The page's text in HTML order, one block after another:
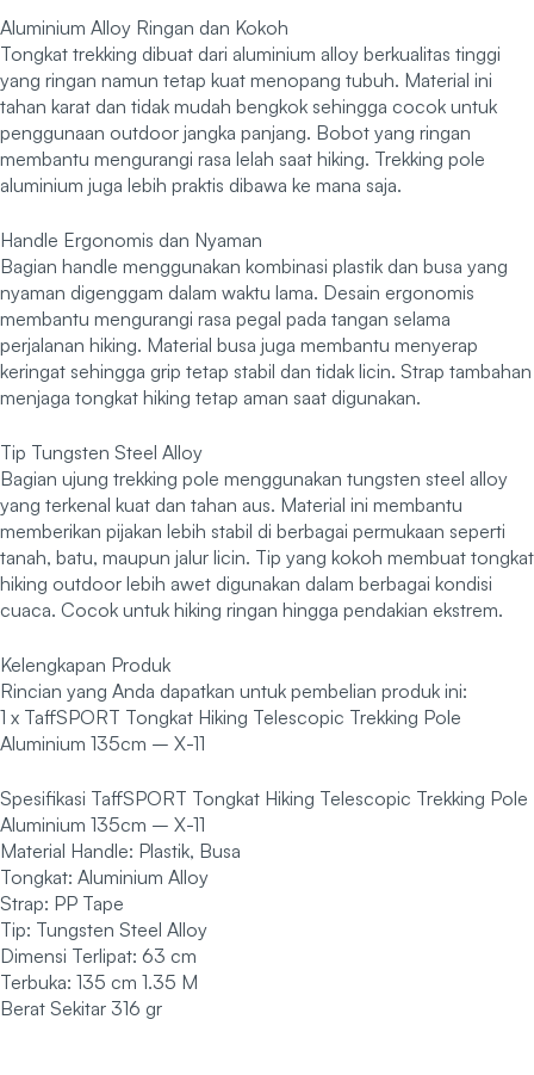
Aluminium Alloy Ringan dan Kokoh
Tongkat trekking dibuat dari aluminium alloy berkualitas tinggi
yang ringan namun tetap kuat menopang tubuh. Material ini
tahan karat dan tidak mudah bengkok sehingga cocok untuk
penggunaan outdoor jangka panjang. Bobot yang ringan
membantu mengurangi rasa lelah saat hiking. Trekking pole
aluminium juga lebih praktis dibawa ke mana saja.
Handle Ergonomis dan Nyaman
Bagian handle menggunakan kombinasi plastik dan busa yang
nyaman digenggam dalam waktu lama. Desain ergonomis
membantu mengurangi rasa pegal pada tangan selama
perjalanan hiking. Material busa juga membantu menyerap
keringat sehingga grip tetap stabil dan tidak licin. Strap tambahan
menjaga tongkat hiking tetap aman saat digunakan.
Tip Tungsten Steel Alloy
Bagian ujung trekking pole menggunakan tungsten steel alloy
yang terkenal kuat dan tahan aus. Material ini membantu
memberikan pijakan lebih stabil di berbagai permukaan seperti
tanah, batu, maupun jalur licin. Tip yang kokoh membuat tongkat
hiking outdoor lebih awet digunakan dalam berbagai kondisi
cuaca. Cocok untuk hiking ringan hingga pendakian ekstrem.
Kelengkapan Produk
Rincian yang Anda dapatkan untuk pembelian produk ini:
1 x TaffSPORT Tongkat Hiking Telescopic Trekking Pole
Aluminium 135cm – X-11
Spesifikasi TaffSPORT Tongkat Hiking Telescopic Trekking Pole
Aluminium 135cm – X-11
Material Handle: Plastik, Busa
Tongkat: Aluminium Alloy
Strap: PP Tape
Tip: Tungsten Steel Alloy
Dimensi Terlipat: 63 cm
Terbuka: 135 cm 1.35 M
Berat Sekitar 316 gr